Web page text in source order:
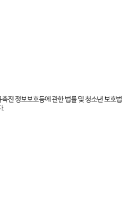
진 정보보호등에 관한 법률 및 청소년 보호법
.